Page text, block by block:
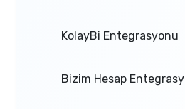
KolayBi Entegrasyonu
Bizim Hesap